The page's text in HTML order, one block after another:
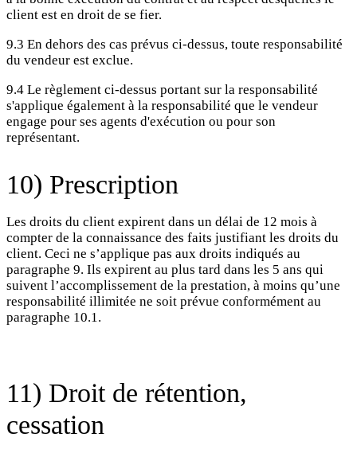
client est en droit de se fier.
9.3 En dehors des cas prévus ci-dessus, toute responsabilité
du vendeur est exclue.
9.4 Le règlement ci-dessus portant sur la responsabilité
s'applique également à la responsabilité que le vendeur
engage pour ses agents d'exécution ou pour son
représentant.
10) Prescription
Les droits du client expirent dans un délai de 12 mois à
compter de la connaissance des faits justifiant les droits du
client. Ceci ne s’applique pas aux droits indiqués au
paragraphe 9. Ils expirent au plus tard dans les 5 ans qui
suivent l’accomplissement de la prestation, à moins qu’une
responsabilité illimitée ne soit prévue conformément au
paragraphe 10.1.
11) Droit de rétention,
cessation